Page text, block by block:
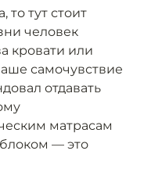
то тут стоит
человек
кровати или
самочувствие
отдавать
матрасам
— это